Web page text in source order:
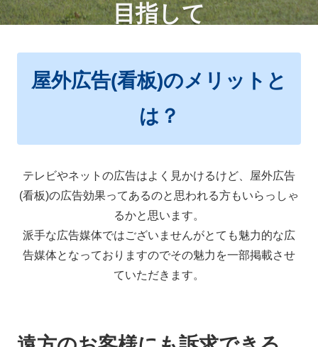
目指して
屋外広告(看板)のメリットと
は？
テレビやネットの広告はよく見かけるけど、屋外広告
(看板)の広告効果ってあるのと思われる方もいらっしゃ
るかと思います。
派手な広告媒体ではございませんがとても魅力的な広
告媒体となっておりますのでその魅力を一部掲載させ
ていただきます。